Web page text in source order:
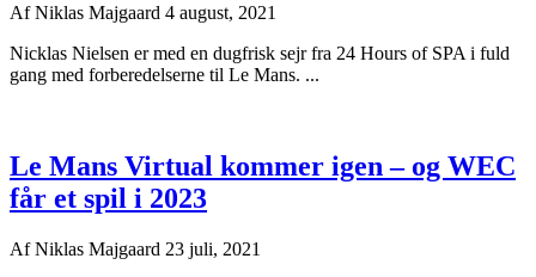
AfNiklas Majgaard 4 august, 2021
Nicklas Nielsen er med en dugfrisk sejr fra 24 Hours of SPA i fuld
gang med forberedelserne til Le Mans. ...
Le Mans Virtual kommer igen – og WEC
får et spil i 2023
AfNiklas Majgaard 23 juli, 2021